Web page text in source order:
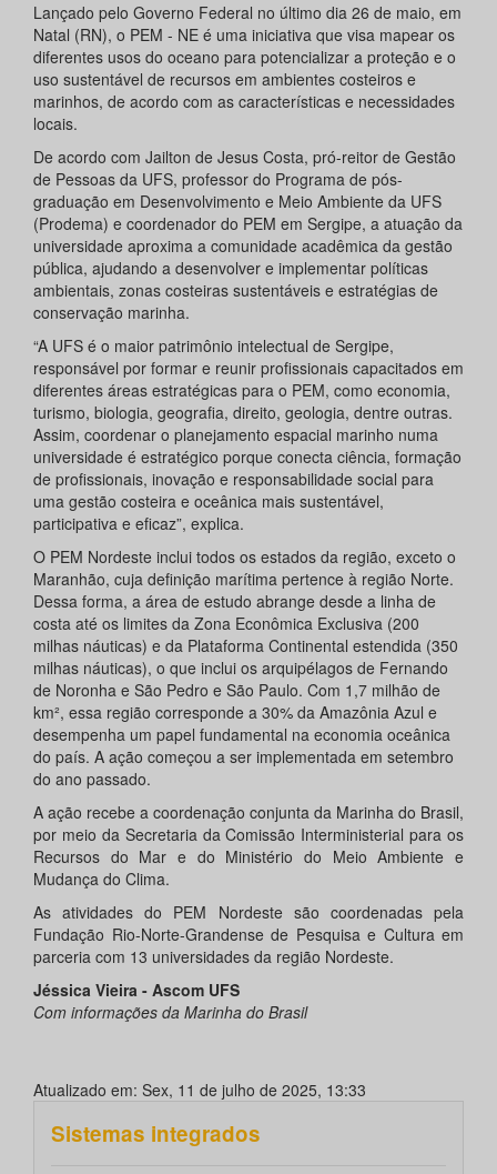
Lançado pelo Governo Federal no último dia 26 de maio, em
Natal (RN), o PEM - NE é uma iniciativa que visa mapear os
diferentes usos do oceano para potencializar a proteção e o
uso sustentável de recursos em ambientes costeiros e
marinhos, de acordo com as características e necessidades
locais.
De acordo com Jailton de Jesus Costa, pró-reitor de Gestão
de Pessoas da UFS, professor do Programa de pós-
graduação em Desenvolvimento e Meio Ambiente da UFS
(Prodema) e coordenador do PEM em Sergipe, a atuação da
universidade aproxima a comunidade acadêmica da gestão
pública, ajudando a desenvolver e implementar políticas
ambientais, zonas costeiras sustentáveis e estratégias de
conservação marinha.
“A UFS é o maior patrimônio intelectual de Sergipe,
responsável por formar e reunir profissionais capacitados em
diferentes áreas estratégicas para o PEM, como economia,
turismo, biologia, geografia, direito, geologia, dentre outras.
Assim, coordenar o planejamento espacial marinho numa
universidade é estratégico porque conecta ciência, formação
de profissionais, inovação e responsabilidade social para
uma gestão costeira e oceânica mais sustentável,
participativa e eficaz”, explica.
O PEM Nordeste inclui todos os estados da região, exceto o
Maranhão, cuja definição marítima pertence à região Norte.
Dessa forma, a área de estudo abrange desde a linha de
costa até os limites da Zona Econômica Exclusiva (200
milhas náuticas) e da Plataforma Continental estendida (350
milhas náuticas), o que inclui os arquipélagos de Fernando
de Noronha e São Pedro e São Paulo. Com 1,7 milhão de
km², essa região corresponde a 30% da Amazônia Azul e
desempenha um papel fundamental na economia oceânica
do país. A ação começou a ser implementada em setembro
do ano passado.
A ação recebe a coordenação conjunta da Marinha do Brasil,
por meio da Secretaria da Comissão Interministerial para os
Recursos do Mar e do Ministério do Meio Ambiente e
Mudança do Clima.
As atividades do PEM Nordeste são coordenadas pela
Fundação Rio-Norte-Grandense de Pesquisa e Cultura em
parceria com 13 universidades da região Nordeste.
Jéssica Vieira - Ascom UFS
Com informações da Marinha do Brasil
Atualizado em: Sex, 11 de julho de 2025, 13:33
Sistemas integrados